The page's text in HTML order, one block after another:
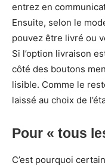
entrez en
Ensuite, selon le
pouvez être livré ou
Si l’option livraison
côté des boutons
lisible. Comme le
laissé au choix de
Pour « tous
C’est pourquoi